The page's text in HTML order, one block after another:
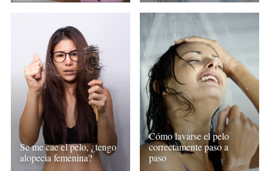
Se me cae el pelo, ¿tengo
alopecia femenina?
Cómo lavarse el pelo
correctamente paso a
paso